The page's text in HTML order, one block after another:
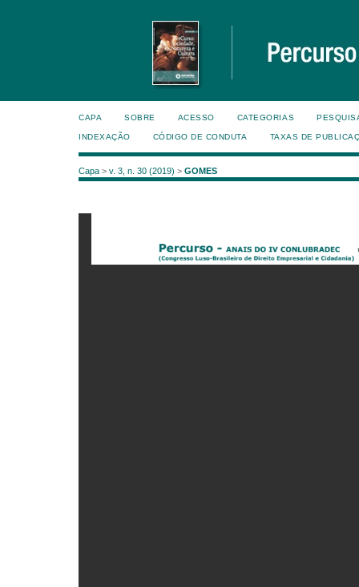
CAPA SOBRE ACESSO CATEGORIAS
INDEXAÇÃO CÓDIGO DE CONDUTA TAXAS DE
Capa > v. 3, n. 30 (2019) > GOMES